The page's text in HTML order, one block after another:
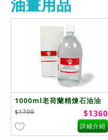
油畫用品
1000ml老荷蘭精煉石油油
精Petroleum Spirit
rectified(A1101)
$1700 $1360
詳細介紹